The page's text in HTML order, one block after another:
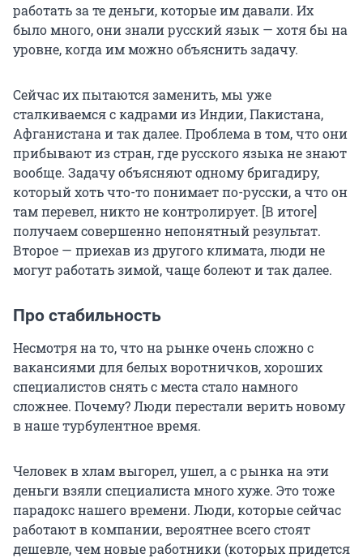
работать за те деньги, которые им давали. Их
было много, они знали русский язык — хотя бы на
уровне, когда им можно объяснить задачу.
Сейчас их пытаются заменить, мы уже
сталкиваемся с кадрами из Индии, Пакистана,
Афганистана и так далее. Проблема в том, что они
прибывают из стран, где русского языка не знают
вообще. Задачу объясняют одному бригадиру,
который хоть что-то понимает по-русски, а что он
там перевел, никто не контролирует. [В итоге]
получаем совершенно непонятный результат.
Второе — приехав из другого климата, люди не
могут работать зимой, чаще болеют и так далее.
Про стабильность
Несмотря на то, что на рынке очень сложно с
вакансиями для белых воротничков, хороших
специалистов снять с места стало намного
сложнее. Почему? Люди перестали верить новому
в наше турбулентное время.
Человек в хлам выгорел, ушел, а с рынка на эти
деньги взяли специалиста много хуже. Это тоже
парадокс нашего времени. Люди, которые сейчас
работают в компании, вероятнее всего стоят
дешевле, чем новые работники (которых придется